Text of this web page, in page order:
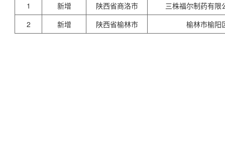
1
新增 陕西省商洛市
三株福尔制药有限
2
新增 陕西省榆林市 榆林市榆阳